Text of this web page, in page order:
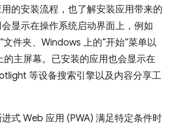
的安装流程，也了解安装应用带来的
显示在操作系统启动界面上，例如
文件夹、Windows 上的“开始”菜单以
的主屏幕。已安装的应用也会显示在
等设备搜索引擎以及内容分享工
式 Web 应用 (PWA) 满足特定条件时